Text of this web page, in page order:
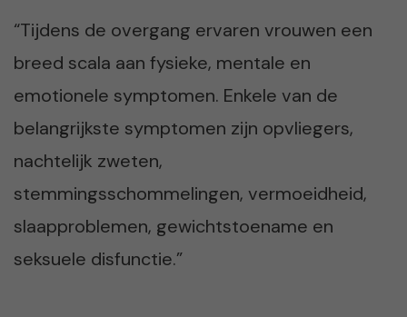
“Tijdens de overgang ervaren vrouwen een
breed scala aan fysieke, mentale en
emotionele symptomen. Enkele van de
belangrijkste symptomen zijn opvliegers,
nachtelijk zweten,
stemmingsschommelingen, vermoeidheid,
slaapproblemen, gewichtstoename en
seksuele disfunctie.”